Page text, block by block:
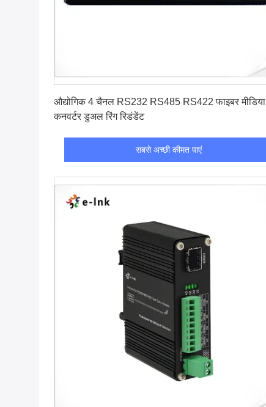
औद्योगिक 4 चैनल RS232 RS485 RS422 फाइबर मीडिया
कनवर्टर डुअल रिंग रिडंडेंट
सबसे अच्छी कीमत पाएं